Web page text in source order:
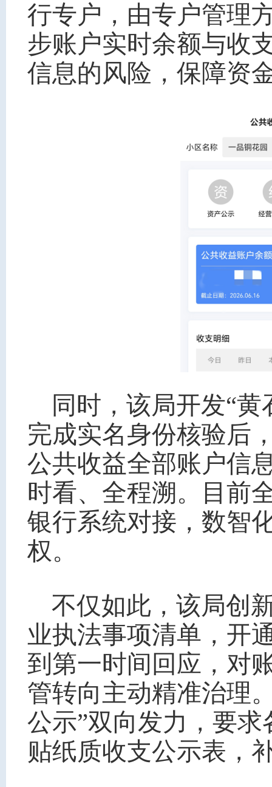
行专户，由专户管理
步账户实时余额与收
信息的风险，保障资
同时，该局开发“
完成实名身份核验后
公共收益全部账户信
时看、全程溯。目前
银行系统对接，数智
权。
不仅如此，该局创
业执法事项清单，开
到第一时间回应，对
管转向主动精准治理
公示”双向发力，要
贴纸质收支公示表，